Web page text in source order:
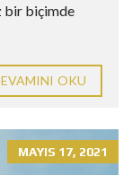
bir biçimde
OKU
MAYIS 17, 2021